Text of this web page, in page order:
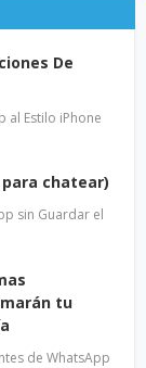
De
al Estilo iPhone
chatear)
sin Guardar el
tu
de WhatsApp